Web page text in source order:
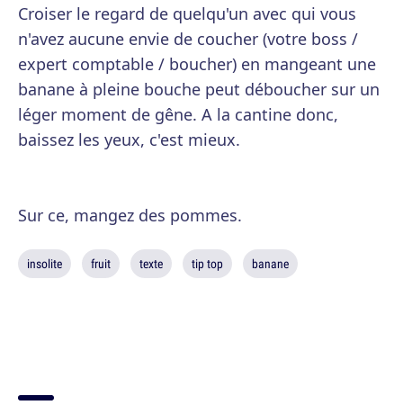
Croiser le regard de quelqu'un avec qui vous
n'avez aucune envie de coucher (votre boss /
expert comptable / boucher) en mangeant une
banane à pleine bouche peut déboucher sur un
léger moment de gêne. A la cantine donc,
baissez les yeux, c'est mieux.
Sur ce, mangez des pommes.
insolite fruit texte tip top banane